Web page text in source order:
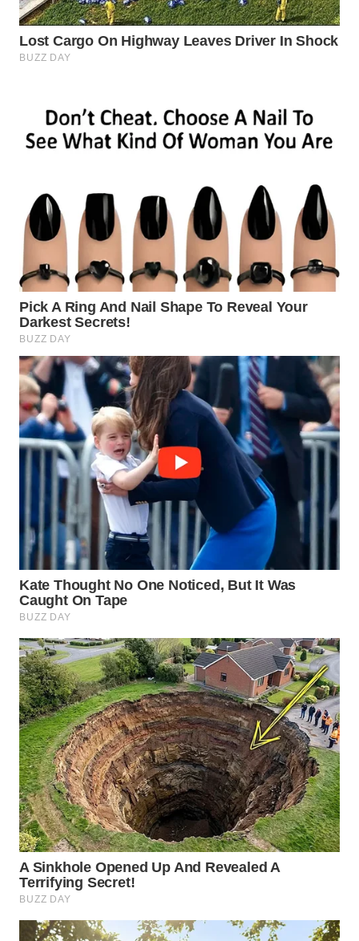
WN
INDRAMAYU
WN
WN
SUBANG
WN
SUKABUMI
WN
PURWAKARTA
WN
PRIANGAN
TIMUR
WN
SEMARANG
SOLO
WN
BOROBUDUR
WN
MADURA
WN
SURABAYA
WN
NATUNA
WN
BINTAN
WN
MANDALIKA
WN